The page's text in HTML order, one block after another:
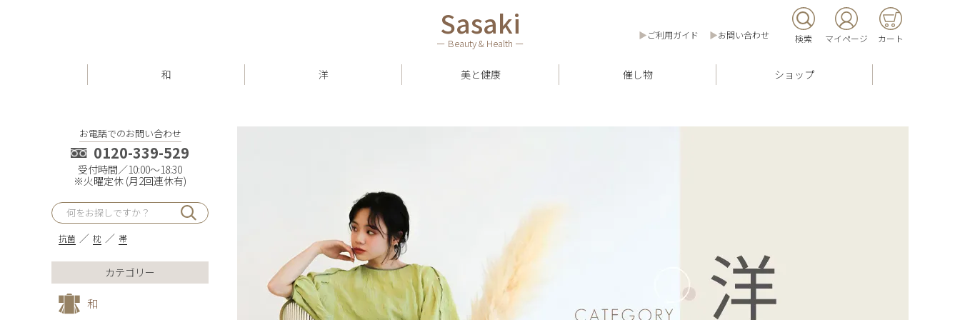
Sasaki
ー Beauty & Health ー
▶ご利用ガイド ▶お問い合わせ 検索 マイページ カート
和 洋 美と健康 催し物 ショップ
お電話でのお問い合わせ
0120-339-529
受付時間／10:00～18:30
※火曜定休 (月2回連休有)
抗菌 枕 帯
カテゴリー
和